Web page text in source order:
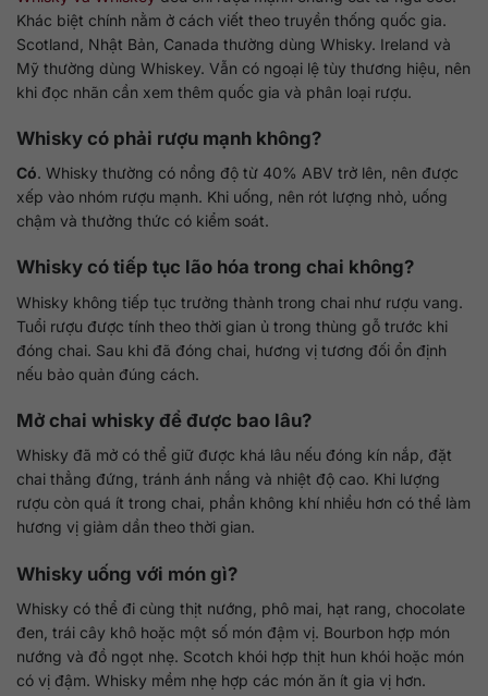
Khác biệt chính nằm ở cách viết theo truyền thống quốc gia.
Scotland, Nhật Bản, Canada thường dùng Whisky. Ireland và
Mỹ thường dùng Whiskey. Vẫn có ngoại lệ tùy thương hiệu, nên
khi đọc nhãn cần xem thêm quốc gia và phân loại rượu.
Whisky có phải rượu mạnh không?
Có. Whisky thường có nồng độ từ 40% ABV trở lên, nên được
xếp vào nhóm rượu mạnh. Khi uống, nên rót lượng nhỏ, uống
chậm và thưởng thức có kiểm soát.
Whisky có tiếp tục lão hóa trong chai không?
Whisky không tiếp tục trưởng thành trong chai như rượu vang.
Tuổi rượu được tính theo thời gian ủ trong thùng gỗ trước khi
đóng chai. Sau khi đã đóng chai, hương vị tương đối ổn định
nếu bảo quản đúng cách.
Mở chai whisky để được bao lâu?
Whisky đã mở có thể giữ được khá lâu nếu đóng kín nắp, đặt
chai thẳng đứng, tránh ánh nắng và nhiệt độ cao. Khi lượng
rượu còn quá ít trong chai, phần không khí nhiều hơn có thể làm
hương vị giảm dần theo thời gian.
Whisky uống với món gì?
Whisky có thể đi cùng thịt nướng, phô mai, hạt rang, chocolate
đen, trái cây khô hoặc một số món đậm vị. Bourbon hợp món
nướng và đồ ngọt nhẹ. Scotch khói hợp thịt hun khói hoặc món
có vị đậm. Whisky mềm nhẹ hợp các món ăn ít gia vị hơn.